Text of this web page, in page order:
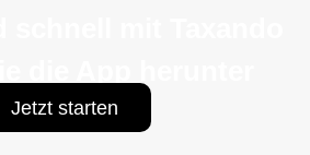
Jetzt starten